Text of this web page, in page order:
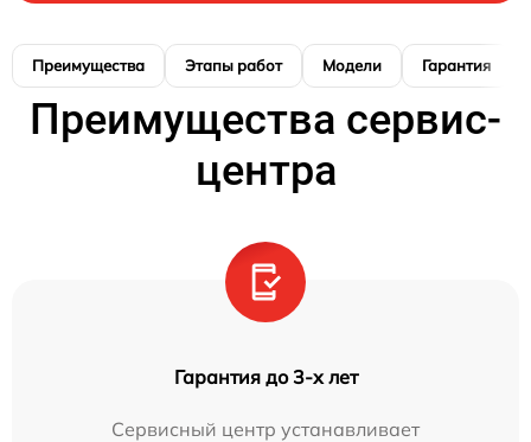
Преимущества Этапы работ Модели Гарантия
Преимущества сервис-
центра
Гарантия до 3-х лет
Сервисный центр устанавливает